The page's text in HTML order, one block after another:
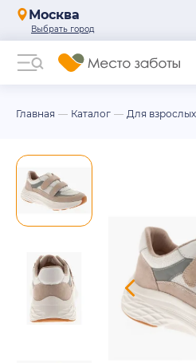
Москва
Главная Каталог Для взрослых